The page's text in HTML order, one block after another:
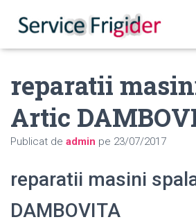
reparatii
Artic
Publicat de admin pe 23/07/2017
reparatii masini
DAMBOVITA